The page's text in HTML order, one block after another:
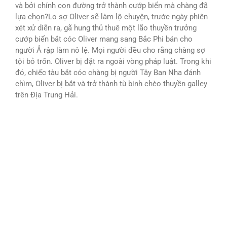
và bởi chính con đường trở thành cướp biển mà chàng đã
lựa chọn?Lo sợ Oliver sẽ làm lộ chuyện, trước ngày phiên
xét xử diễn ra, gã hung thủ thuê một lão thuyền trưởng
cướp biển bắt cóc Oliver mang sang Bắc Phi bán cho
người Ả rập làm nô lệ. Mọi người đều cho rằng chàng sợ
tội bỏ trốn. Oliver bị đặt ra ngoài vòng pháp luật. Trong khi
đó, chiếc tàu bắt cóc chàng bị người Tây Ban Nha đánh
chìm, Oliver bị bắt và trở thành tù binh chèo thuyền galley
trên Địa Trung Hải.